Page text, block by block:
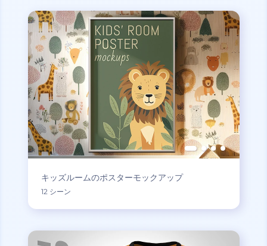
キッズルームのポスターモックアップ
12 シーン